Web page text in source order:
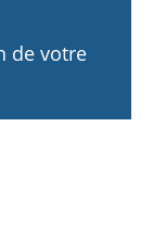
de votre